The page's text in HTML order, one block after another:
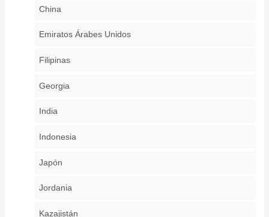
China
Emiratos Árabes Unidos
Filipinas
Georgia
India
Indonesia
Japón
Jordania
Kazajistán